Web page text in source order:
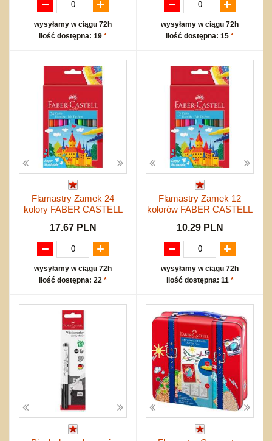
wysyłamy w ciągu 72h
ilość dostępna: 19 *
wysyłamy w ciągu 72h
ilość dostępna: 15 *
Flamastry Zamek 24
kolory FABER CASTELL
17.67 PLN
wysyłamy w ciągu 72h
ilość dostępna: 22 *
Flamastry Zamek 12
kolorów FABER CASTELL
10.29 PLN
wysyłamy w ciągu 72h
ilość dostępna: 11 *